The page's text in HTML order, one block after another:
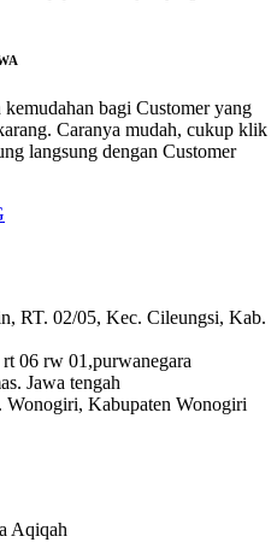
bagi Customer yang
Caranya mudah, cukup klik
langsung dengan Customer
RT. 02/05, Kec. Cileungsi, Kab.
06 rw 01,purwanegara
Jawa tengah
Wonogiri, Kabupaten Wonogiri
Aqiqah